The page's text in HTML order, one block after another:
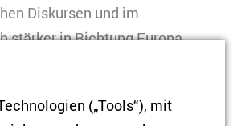
Diskursen und im
stärker in Richtung Europa
Migrationskrise, die sich seit
Herausforderung für die
Befürwortern der polnischen
(„Tools“), mit